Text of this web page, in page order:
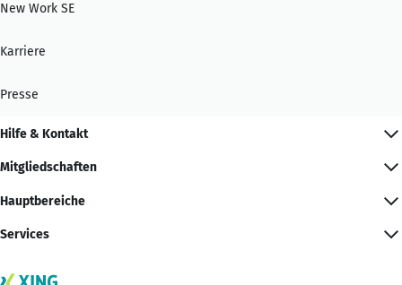
New Work SE
Karriere
Presse
Hilfe & Kontakt
Mitgliedschaften
Hauptbereiche
Services